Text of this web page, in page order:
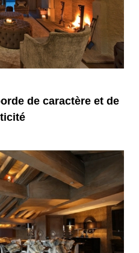
de caractère et de